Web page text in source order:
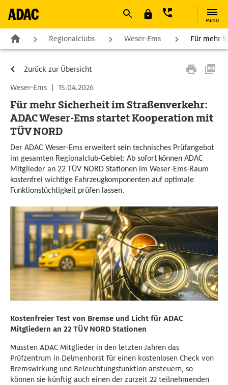
MENÜ
Regionalclubs Weser-Ems Für mehr
Zurück zur Übersicht
Weser-Ems | 15.04.2026
Für mehr Sicherheit im Straßenverkehr:
ADAC Weser-Ems startet Kooperation mit
TÜV NORD
Der ADAC Weser-Ems erweitert sein technisches Prüfangebot
im gesamten Regionalclub-Gebiet: Ab sofort können ADAC
Mitglieder an 22 TÜV NORD Stationen im Weser-Ems-Raum
kostenfrei wichtige Fahrzeugkomponenten auf optimale
Funktionstüchtigkeit prüfen lassen.
Kostenfreier Test von Bremse und Licht für ADAC
Mitgliedern an 22 TÜV NORD Stationen
Mussten ADAC Mitglieder in den letzten Jahren das
Prüfzentrum in Delmenhorst für einen kostenlosen Check von
Bremswirkung und Beleuchtungsfunktion ansteuern, so
können sie künftig auch einen der zurzeit 22 teilnehmenden